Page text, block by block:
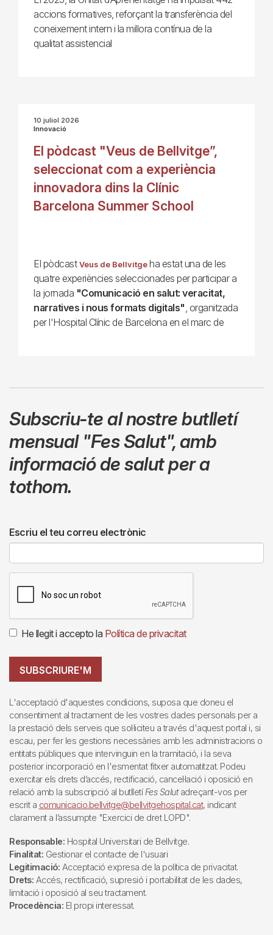
accions formatives, reforçant la transferència del
coneixement intern i la millora contínua de la
qualitat assistencial
10 juliol 2026
Innovació
El pòdcast "Veus de Bellvitge”,
seleccionat com a experiència
innovadora dins la Clínic
Barcelona Summer School
El pòdcast Veus de Bellvitgeha estat una de les
quatre experiències seleccionades per participar a
la jornada "Comunicació en salut: veracitat,
narratives i nous formats digitals" , organitzada
per l'Hospital Clínic de Barcelona en el marc de
Subscriu-te al nostre butlletí
mensual "Fes Salut",amb
informació de salut per a
tothom.
Escriu el teu correu electrònic
He llegit i accepto la Política de privacitat
SUBSCRIURE'M
L'acceptació d'aquestes condicions, suposa que doneu el
consentiment al tractament de les vostres dades personals per a
la prestació dels serveis que sol·liciteu a través d'aquest portal i, si
escau, per fer les gestions necessàries amb les administracions o
entitats públiques que intervinguin en la tramitació, i la seva
posterior incorporació en l'esmentat fitxer automatitzat. Podeu
exercitar els drets d’accés, rectificació, cancel·lació i oposició en
relació amb la subscripció al butlletí Fes Salutadreçant-vos per
escrit a comunicacio.bellvitge@bellvitgehospital.cat, indicant
clarament a l’assumpte "Exercici de dret LOPD".
Responsable: Hospital Universitari de Bellvitge.
Finalitat: Gestionar el contacte de l'usuari
Legitimació: Acceptació expresa de la política de privacitat.
Drets: Accés, rectificació, supresió i portabilitat de les dades,
limitació i oposició al seu tractament.
Procedència: El propi interessat.